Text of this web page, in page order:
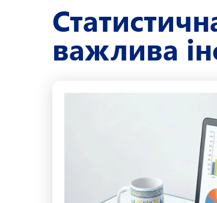
важлива